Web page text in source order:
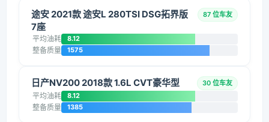
途安 2021款 途安L 280TSI DSG拓界版
7座
87 位车友
平均油耗 8.12
整备质量 1575
日产NV200 2018款 1.6L CVT豪华型 30 位车友
平均油耗 8.12
整备质量 1385